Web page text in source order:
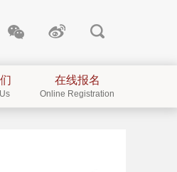
在线报名
Online Registration